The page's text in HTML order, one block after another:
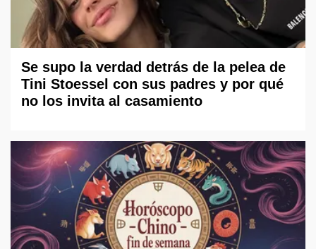
Se supo la verdad detrás de la pelea de
Tini Stoessel con sus padres y por qué
no los invita al casamiento